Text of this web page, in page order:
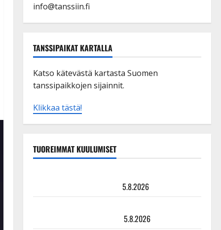
info@tanssiin.fi
TANSSIPAIKAT KARTALLA
Katso kätevästä kartasta Suomen
tanssipaikkojen sijainnit.
Klikkaa tästä!
TUOREIMMAT KUULUMISET
5.8.2026
5.8.2026